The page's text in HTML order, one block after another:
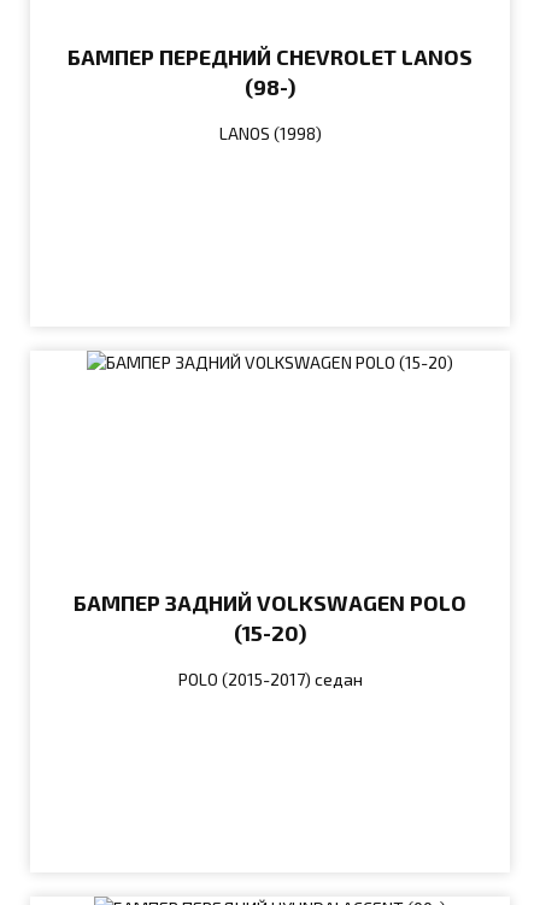
БАМПЕР ПЕРЕДНИЙ CHEVROLET LANOS
(98-)
LANOS (1998)
БАМПЕР ЗАДНИЙ VOLKSWAGEN POLO
(15-20)
POLO (2015-2017) седан